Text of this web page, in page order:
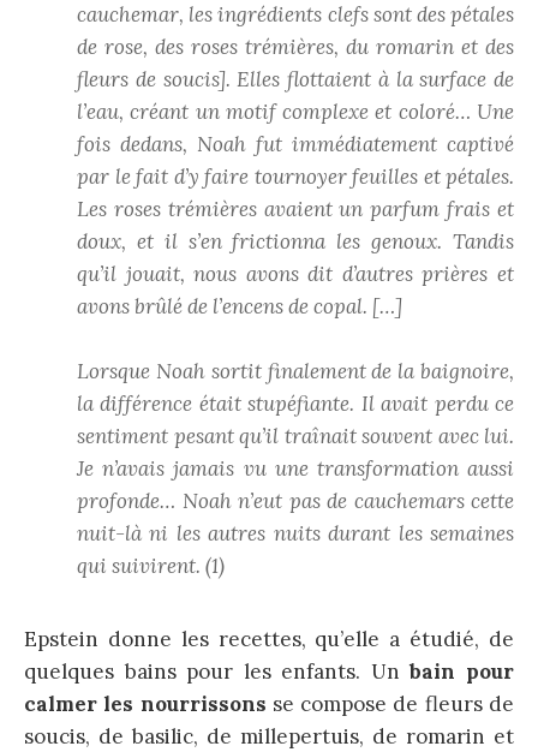
cauchemar, les ingrédients clefs sont des pétales
de rose, des roses trémières, du romarin et des
fleurs de soucis]. Elles flottaient à la surface de
l’eau, créant un motif complexe et coloré… Une
fois dedans, Noah fut immédiatement captivé
par le fait d’y faire tournoyer feuilles et pétales.
Les roses trémières avaient un parfum frais et
doux, et il s’en frictionna les genoux. Tandis
qu’il jouait, nous avons dit d’autres prières et
avons brûlé de l’encens de copal. […]
Lorsque Noah sortit finalement de la baignoire,
la différence était stupéfiante. Il avait perdu ce
sentiment pesant qu’il traînait souvent avec lui.
Je n’avais jamais vu une transformation aussi
profonde… Noah n’eut pas de cauchemars cette
nuit-là ni les autres nuits durant les semaines
qui suivirent. (1)
Epstein donne les recettes, qu’elle a étudié, de
quelques bains pour les enfants. Unbain pour
calmer les nourrissons se compose de fleurs de
soucis, de basilic, de millepertuis, de romarin et